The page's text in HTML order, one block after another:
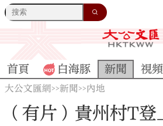
首頁 白海豚 新聞 視頻
大公文匯網>>新聞>>內地
（有片）貴州村T